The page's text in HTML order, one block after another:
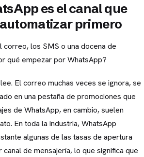
es el canal que
primero
correo, los SMS o una docena de
qué empezar por WhatsApp?
El correo muchas veces se ignora, se
en una pestaña de promociones que
de WhatsApp, en cambio, suelen
En toda la industria, WhatsApp
algunas de las tasas de apertura
de mensajería, lo que significa que